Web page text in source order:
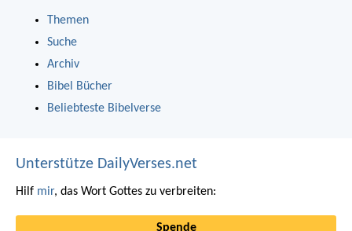
Themen
Suche
Archiv
Bibel Bücher
Beliebteste Bibelverse
Unterstütze DailyVerses.net
Hilf mir, das Wort Gottes zu verbreiten:
Spende